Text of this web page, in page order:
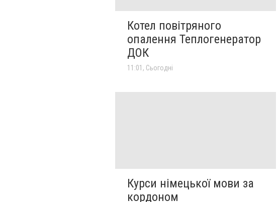
Котел повітряного
опалення Теплогенератор
ДОК
11:01, Сьогодні
Курси німецької мови за
кордоном